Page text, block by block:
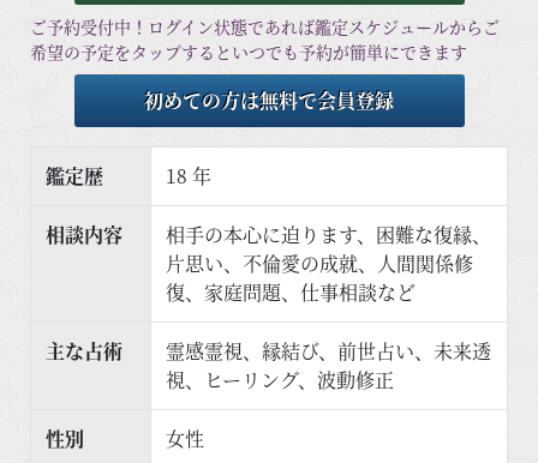
ご予約受付中！ログイン状態であれば鑑定スケジュールからご
希望の予定をタップするといつでも予約が簡単にできます
初めての方は無料で会員登録
鑑定歴 18 年
相談内容
相手の本心に迫ります、困難な復縁、
片思い、不倫愛の成就、人間関係修
復、家庭問題、仕事相談など
主な占術
霊感霊視、縁結び、前世占い、未来透
視、ヒーリング、波動修正
性別 女性